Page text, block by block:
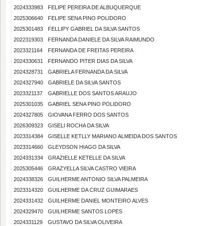
2024333983
FELIPE PEREIRA DE ALBUQUERQUE
2025306640
FELIPE SENA PINO POLIDORO
2025301483
FELLIPY GABRIEL DA SILVA SANTOS
2022319303
FERNANDA DANIELE DA SILVA RAIMUNDO
2023321164
FERNANDA DE FREITAS PEREIRA
2024330631
FERNANDO PITER DIAS DA SILVA
2024328731
GABRIELA FERNANDA DA SILVA
2024327940
GABRIELE DA SILVA SANTOS
2023321137
GABRIELLE DOS SANTOS ARAUJO
2025301035
GABRIEL SENA PINO POLIDORO
2024327805
GIOVANA FERRO DOS SANTOS
2026309323
GISELI ROCHA DA SILVA
2023314384
GISELLE KETLLY MARIANO ALMEIDA DOS SANTOS
2023314660
GLEYDSON HIAGO DA SILVA
2024331334
GRAZIELLE KETELLE DA SILVA
2025305446
GRAZYELLA SILVA CASTRO VIEIRA
2024338326
GUILHERME ANTONIO SILVA PALMEIRA
2023314320
GUILHERME DA CRUZ GUIMARAES
2024331432
GUILHERME DANIEL MONTEIRO ALVES
2024329470
GUILHERME SANTOS LOPES
2024331129
GUSTAVO DA SILVA OLIVEIRA